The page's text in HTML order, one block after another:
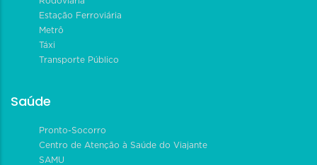
Estação Ferroviária
Metrô
Táxi
Transporte Público
Saúde
Pronto-Socorro
Centro de Atenção à Saúde do Viajante
SAMU